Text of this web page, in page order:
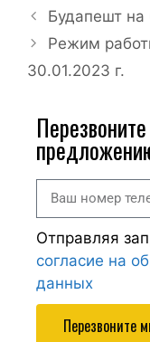
Будапешт на
Режим
30.01.2023 г.
Отправляя
согласие на
данных
Перезвоните